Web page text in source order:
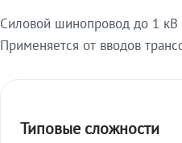
Силовой шинопровод до 1 кВ
Применяется от вводов
Типовые сложности